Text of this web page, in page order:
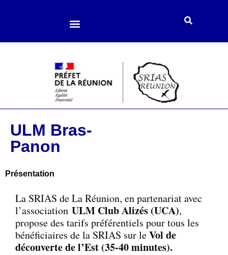
ULM Bras-
Panon
Présentation
La SRIAS de La Réunion, en partenariat avec
l’association ULM Club Alizés (UCA),
propose des tarifs préférentiels pour tous les
bénéficiaires de la SRIAS sur leVol de
découverte de l’Est (35-40 minutes).